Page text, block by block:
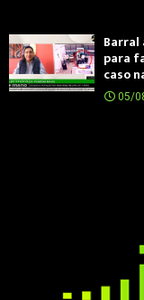
Barral
para
caso
05/